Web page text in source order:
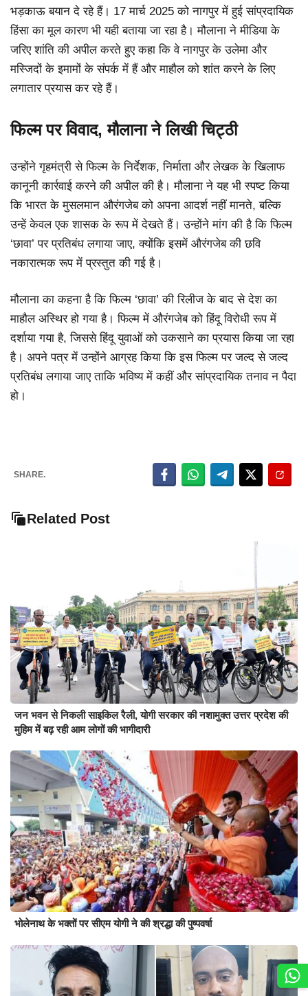
भड़काऊ बयान दे रहे हैं। 17 मार्च 2025 को नागपुर में हुई सांप्रदायिक
हिंसा का मूल कारण भी यही बताया जा रहा है। मौलाना ने मीडिया के
जरिए शांति की अपील करते हुए कहा कि वे नागपुर के उलेमा और
मस्जिदों के इमामों के संपर्क में हैं और माहौल को शांत करने के लिए
लगातार प्रयास कर रहे हैं।
फिल्म पर विवाद, मौलाना ने लिखी चिट्ठी
उन्होंने गृहमंत्री से फिल्म के निर्देशक, निर्माता और लेखक के खिलाफ
कानूनी कार्रवाई करने की अपील की है। मौलाना ने यह भी स्पष्ट किया
कि भारत के मुसलमान औरंगजेब को अपना आदर्श नहीं मानते, बल्कि
उन्हें केवल एक शासक के रूप में देखते हैं। उन्होंने मांग की है कि फिल्म
‘छावा’ पर प्रतिबंध लगाया जाए, क्योंकि इसमें औरंगजेब की छवि
नकारात्मक रूप में प्रस्तुत की गई है।
मौलाना का कहना है कि फिल्म ‘छावा’ की रिलीज के बाद से देश का
माहौल अस्थिर हो गया है। फिल्म में औरंगजेब को हिंदू विरोधी रूप में
दर्शाया गया है, जिससे हिंदू युवाओं को उकसाने का प्रयास किया जा रहा
है। अपने पत्र में उन्होंने आग्रह किया कि इस फिल्म पर जल्द से जल्द
प्रतिबंध लगाया जाए ताकि भविष्य में कहीं और सांप्रदायिक तनाव न पैदा
हो।
SHARE.
Related Post
जन भवन से निकली साइकिल रैली, योगी सरकार की नशामुक्त उत्तर प्रदेश की
मुहिम में बढ़ रही आम लोगों की भागीदारी
भोलेनाथ के भक्तों पर सीएम योगी ने की श्रद्धा की पुष्पवर्षा